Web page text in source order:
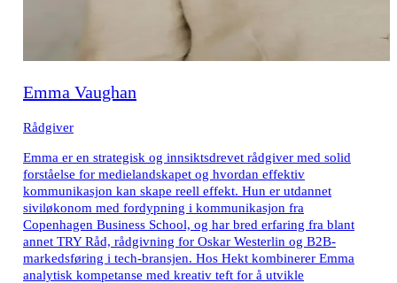
Emma Vaughan
Rådgiver
Emma er en strategisk og innsiktsdrevet rådgiver med solid
forståelse for medielandskapet og hvordan effektiv
kommunikasjon kan skape reell effekt. Hun er utdannet
siviløkonom med fordypning i kommunikasjon fra
Copenhagen Business School, og har bred erfaring fra blant
annet TRY Råd, rådgivning for Oskar Westerlin og B2B-
markedsføring i tech-bransjen. Hos Hekt kombinerer Emma
analytisk kompetanse med kreativ teft for å utvikle